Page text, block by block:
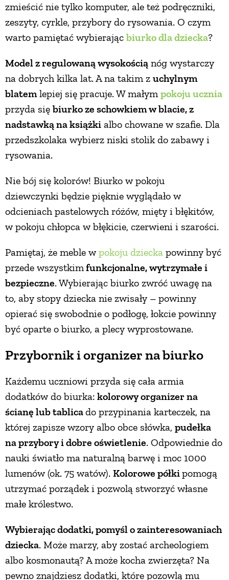
zmieścić nie tylko komputer, ale też podręczniki,
zeszyty, cyrkle, przybory do rysowania. O czym
warto pamiętać wybierając biurko dla dziecka?
Model z regulowaną wysokością nóg wystarczy
na dobrych kilka lat. A na takim z uchylnym
blatemlepiej się pracuje. W małym pokoju ucznia
przyda się biurko ze schowkiem w blacie, z
nadstawką na książki albo chowane w szafie. Dla
przedszkolaka wybierz niski stolik do zabawy i
rysowania.
Nie bój się kolorów! Biurko w pokoju
dziewczynki będzie pięknie wyglądało w
odcieniach pastelowych różów, mięty i błękitów,
w pokoju chłopca w błękicie, czerwieni i szarości.
Pamiętaj, że meble wpokoju dziecka powinny być
przede wszystkimfunkcjonalne, wytrzymałe i
bezpieczne. Wybierając biurko zwróć uwagę na
to, aby stopy dziecka nie zwisały – powinny
opierać się swobodnie o podłogę, łokcie powinny
być oparte o biurko, a plecy wyprostowane.
Przybornik i organizer na biurko
Każdemu uczniowi przyda się cała armia
dodatków do biurka: kolorowy organizer na
ścianę lub tablicado przypinania karteczek, na
której zapisze wzory albo obce słówka, pudełka
na przybory i dobre oświetlenie. Odpowiednie do
nauki światło ma naturalną barwę i moc 1000
lumenów (ok. 75 watów). Kolorowe półkipomogą
utrzymać porządek i pozwolą stworzyć własne
małe królestwo.
Wybierając dodatki, pomyśl o zainteresowaniach
dziecka. Może marzy, aby zostać archeologiem
albo kosmonautą? A może kocha zwierzęta? Na
pewno znajdziesz dodatki, które pozowlą mu
ZUPY
DANIA GŁÓWNE
CIASTA I DESERY
DODATKI
PRZETWORY